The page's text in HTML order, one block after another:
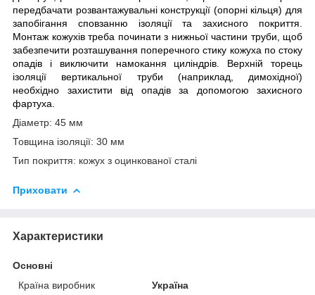
передбачати розвантажувальні конструкції (опорні кільця) для
запобігання сповзанню ізоляції та захисного покриття.
Монтаж кожухів треба починати з нижньої частини труби, щоб
забезпечити розташування поперечного стику кожуха по стоку
опадів і виключити намокання циліндрів. Верхній торець
ізоляції вертикальної труби (наприклад, димохідної)
необхідно захистити від опадів за допомогою захисного
фартуха.
Діаметр: 45 мм
Товщина ізоляції: 30 мм
Тип покриття: кожух з оцинкованої сталі
Приховати
Характеристики
Основні
Країна виробник
Україна